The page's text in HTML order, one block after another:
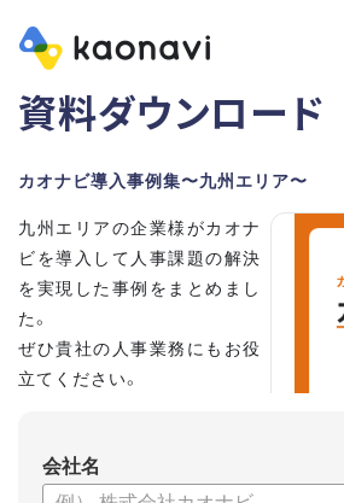
資料ダウンロード
カオナビ導入事例集〜九州エリア〜
九州エリアの企業様がカオナ
ビを導入して人事課題の解決
を実現した事例をまとめまし
た。
ぜひ貴社の人事業務にもお役
立てください。
会社名